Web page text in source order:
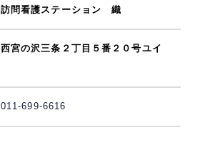
訪問看護ステーション 織
西宮の沢三条２丁目５番２０号ユイ
011-699-6616